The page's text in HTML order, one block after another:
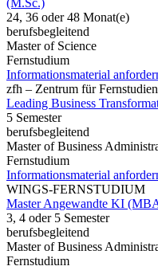
(M.Sc.)
24, 36 oder 48 Monat(e)
berufsbegleitend
Master of Science
Fernstudium
Informationsmaterial
zfh – Zentrum für
Leading Business
5 Semester
berufsbegleitend
Master of Business
Fernstudium
Informationsmaterial
WINGS-FERNSTUDIUM
Master Angewandte KI
3, 4 oder 5 Semester
berufsbegleitend
Master of Business
Fernstudium